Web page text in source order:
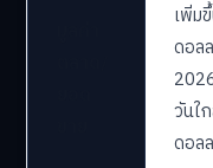
เพิ่ม
ดอล
วันใ
ดอล